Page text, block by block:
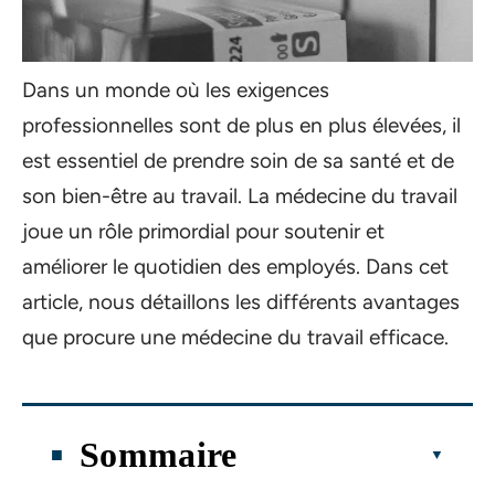
Dans un monde où les exigences
professionnelles sont de plus en plus élevées, il
est essentiel de prendre soin de sa santé et de
son bien-être au travail. La médecine du travail
joue un rôle primordial pour soutenir et
améliorer le quotidien des employés. Dans cet
article, nous détaillons les différents avantages
que procure une médecine du travail efficace.
Sommaire